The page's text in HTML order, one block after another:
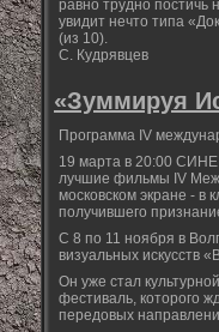
равно трудно постичь
увидит нечто типа
(из 10).
С. Кудрявцев
«Зуммируя
Программа IV
19 марта в 20:00 СИНЕ
лучшие фильмы IV
московском экране -
получившего
С 8 по 11 ноября в
визуальных искусств
Он уже стал
фестиваль, которого
передовых